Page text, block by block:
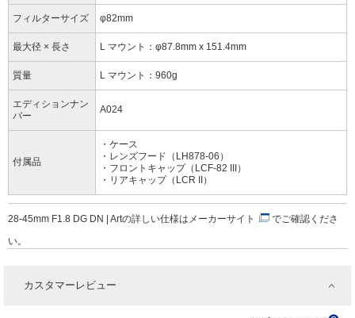
フィルターサイズ φ82mm
最大径 × 長さ L マウント：φ87.8mm x 151.4mm
質量 L マウント：960g
エディションナン
バー
A024
付属品
・ケース
・レンズフード（LH878-06）
・フロントキャップ（LCF-82 III）
・リアキャップ（LCR II）
28-45mm F1.8 DG DN | Artの詳しい仕様は メーカーサイト
でご確認くださ
い。
カスタマーレビュー